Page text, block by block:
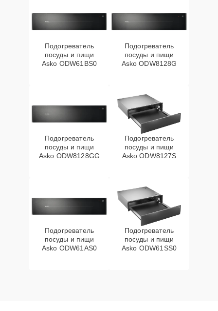
Подогреватель
посуды и пищи
Asko ODW61BS0
Подогреватель
посуды и пищи
Asko ODW8128G
Подогреватель
посуды и пищи
Asko ODW8128GG
Подогреватель
посуды и пищи
Asko ODW8127S
Подогреватель
посуды и пищи
Asko ODW61AS0
Подогреватель
посуды и пищи
Asko ODW61SS0